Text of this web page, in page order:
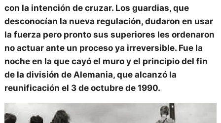
con la intención de cruzar.Los guardias, que
desconocían la nueva regulación, dudaron en usar
la fuerza pero pronto sus superiores les ordenaron
no actuar ante un proceso ya irreversible. Fue la
noche en la que cayó el muro y el principio del fin
de la división de Alemania, que alcanzó la
reunificación el 3 de octubre de 1990.